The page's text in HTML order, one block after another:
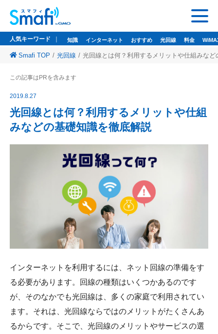
人気キーワード
監修者一覧
Wi-Fi（WiMAX）レンタル
人気キーワード 知識 インターネット おすすめ 光回線 料金
Smafi TOP 光回線 光回線とは何？利用するメリットや仕組みな
この記事はPRを含みます
2019.8.27
光回線とは何？利用するメリットや仕組
みなどの基礎知識を徹底解説
インターネットを利用するには、ネット回線の準備をす
る必要があります。回線の種類はいくつかあるのです
が、そのなかでも光回線は、多くの家庭で利用されてい
ます。それは、光回線ならではのメリットがたくさんあ
るからです。そこで、光回線のメリットやサービスの選